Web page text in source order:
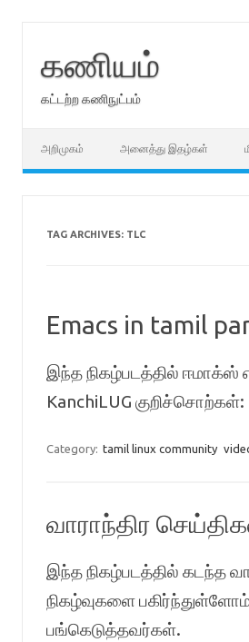
கணியம்
கட்டற்ற கணிநுட்பம்
அறிமுகம் அனைத்து இதழ்கள்
TAG ARCHIVES: TLC
Emacs in tamil
இந்த நிகழ்படத்தில் ஈமாக்ஸ்
KanchiLUG
Category: tamil linux community
வாராந்திர
இந்த நிகழ்படத்தில் கடந்த
நிகழ்வுகளை
பங்கெடுத்தவர்கள்.